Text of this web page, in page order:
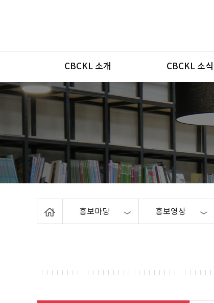
메뉴
CBCKL 소개 CBCKL 소식
홍보마당 홍보영상